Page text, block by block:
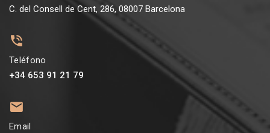
C. del Consell de Cent, 286, 08007 Barcelona
Teléfono
+34 653 91 21 79
Email